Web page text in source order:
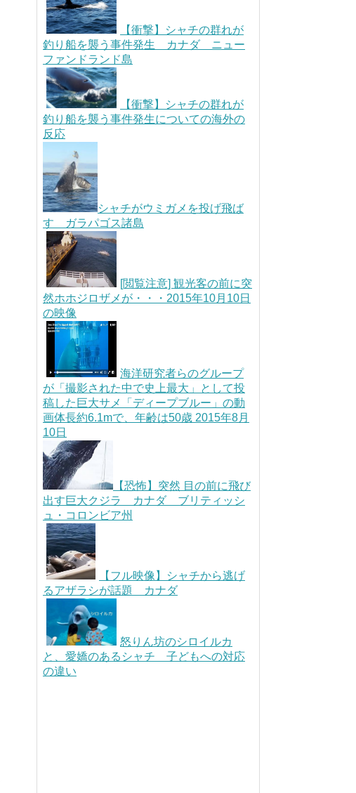
【衝撃】シャチの群れが
釣り船を襲う事件発生 カナダ ニュー
ファンドランド島
【衝撃】シャチの群れが
釣り船を襲う事件発生についての海外の
反応
シャチがウミガメを投げ飛ば
す ガラパゴス諸島
[閲覧注意] 観光客の前に突
然ホホジロザメが・・・2015年10月10日
の映像
海洋研究者らのグループ
が「撮影された中で史上最大」として投
稿した巨大サメ「ディープブルー」の動
画体長約6.1mで、年齢は50歳 2015年8月
10日
【恐怖】突然 目の前に飛び
出す巨大クジラ カナダ ブリティッシ
ュ・コロンビア州
【フル映像】シャチから逃げ
るアザラシが話題 カナダ
怒りん坊のシロイルカ
と、愛嬌のあるシャチ 子どもへの対応
の違い